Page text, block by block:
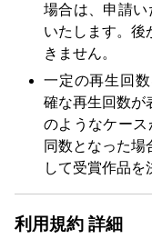
場合は、申請
いたします。後
きません。
一定の再生回
確な再生回数が
のようなケー
同数となった場
して受賞作品を
利用規約 詳細